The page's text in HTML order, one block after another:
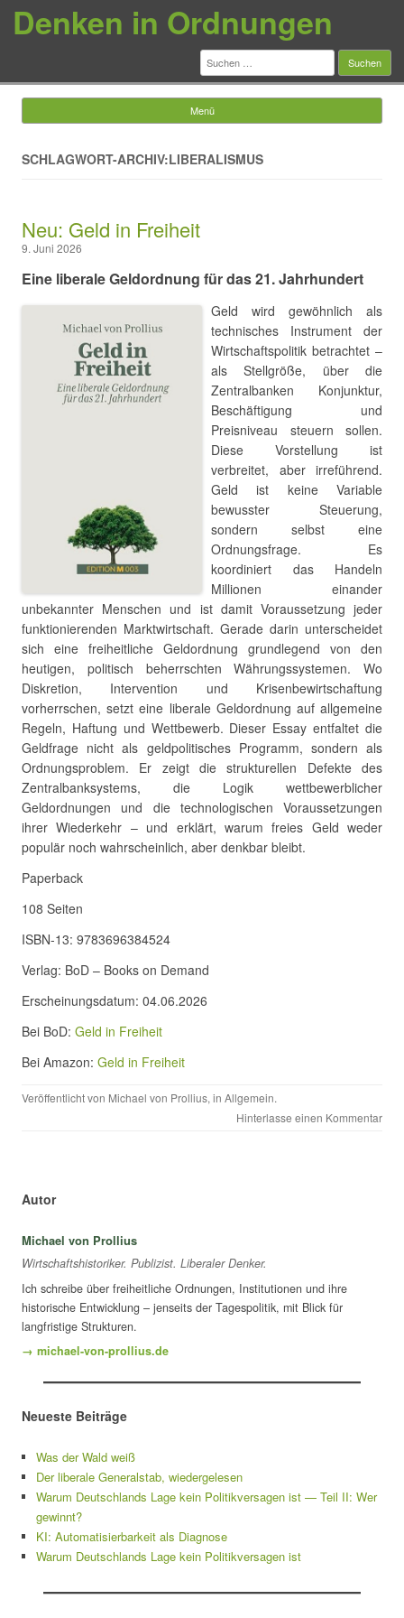
Denken in Ordnungen
Suchen
nach:
Menü
SCHLAGWORT-ARCHIV:LIBERALISMUS
Neu: Geld in Freiheit
9. Juni 2026
Eine liberale Geldordnung für das 21. Jahrhundert
Geld wird gewöhnlich als
technisches Instrument der
Wirtschaftspolitik betrachtet –
als Stellgröße, über die
Zentralbanken Konjunktur,
Beschäftigung und
Preisniveau steuern sollen.
Diese Vorstellung ist
verbreitet, aber irreführend.
Geld ist keine Variable
bewusster Steuerung,
sondern selbst eine
Ordnungsfrage. Es
koordiniert das Handeln
Millionen einander
unbekannter Menschen und ist damit Voraussetzung jeder
funktionierenden Marktwirtschaft. Gerade darin unterscheidet
sich eine freiheitliche Geldordnung grundlegend von den
heutigen, politisch beherrschten Währungssystemen. Wo
Diskretion, Intervention und Krisenbewirtschaftung
vorherrschen, setzt eine liberale Geldordnung auf allgemeine
Regeln, Haftung und Wettbewerb. Dieser Essay entfaltet die
Geldfrage nicht als geldpolitisches Programm, sondern als
Ordnungsproblem. Er zeigt die strukturellen Defekte des
Zentralbanksystems, die Logik wettbewerblicher
Geldordnungen und die technologischen Voraussetzungen
ihrer Wiederkehr – und erklärt, warum freies Geld weder
populär noch wahrscheinlich, aber denkbar bleibt.
Paperback
108 Seiten
ISBN-13: 9783696384524
Verlag: BoD – Books on Demand
Erscheinungsdatum: 04.06.2026
Bei BoD: Geld in Freiheit
Bei Amazon: Geld in Freiheit
Veröffentlicht von Michael von Prollius, in Allgemein.
Hinterlasse einen Kommentar
Autor
Michael von Prollius
Wirtschaftshistoriker. Publizist. Liberaler Denker.
Ich schreibe über freiheitliche Ordnungen, Institutionen und ihre
historische Entwicklung – jenseits der Tagespolitik, mit Blick für
langfristige Strukturen.
→ michael-von-prollius.de
Neueste Beiträge
Was der Wald weiß
Der liberale Generalstab, wiedergelesen
Warum Deutschlands Lage kein Politikversagen ist — Teil II: Wer
gewinnt?
KI: Automatisierbarkeit als Diagnose
Warum Deutschlands Lage kein Politikversagen ist